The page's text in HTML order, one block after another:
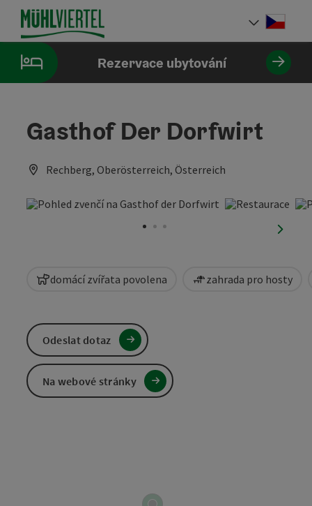
ObsahAccesskey
[0]
NavigaceAccesskey
[1]
Začátek stránky
Volba
Rezervace ubytování
Gasthof Der Dorfwirt
Rechberg, Oberösterreich, Österreich
domácí zvířata povolena zahrada pro hosty
Odeslat dotaz
Na webové stránky